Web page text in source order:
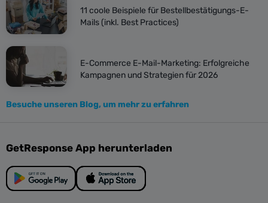
11 coole Beispiele für Bestellbestätigungs-E-
Mails (inkl. Best Practices)
E-Commerce E-Mail-Marketing: Erfolgreiche
Kampagnen und Strategien für 2026
Besuche unseren Blog, um mehr zu erfahren
GetResponse App herunterladen